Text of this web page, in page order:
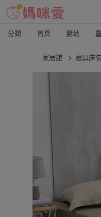
分類 首頁 嬰幼
家居館 寢具床包